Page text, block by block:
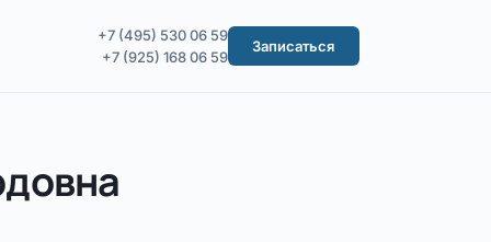
+7 (495) 530 06 59
+7 (925) 168 06 59
Записаться